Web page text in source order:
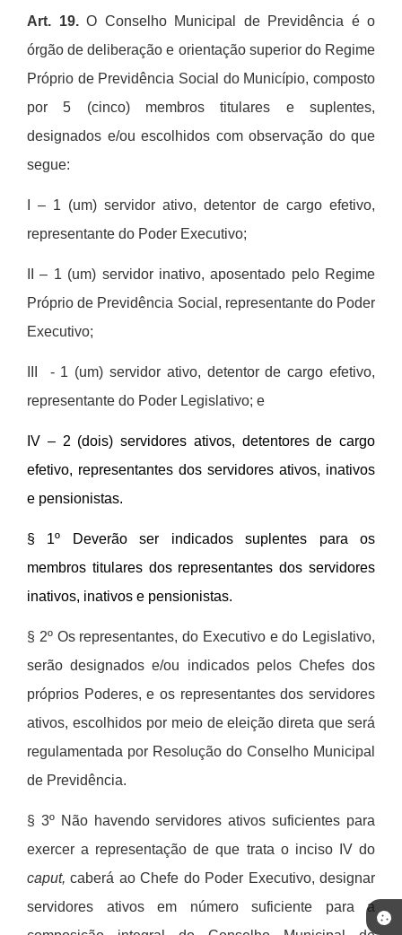
Art. 19.O Conselho Municipal de Previdência é o
órgão de deliberação e orientação superior do Regime
Próprio de Previdência Social do Município, composto
por 5 (cinco) membros titulares e suplentes,
designados e/ou escolhidos com observação do que
segue:
I – 1 (um) servidor ativo, detentor de cargo efetivo,
representante do Poder Executivo;
II – 1 (um) servidor inativo, aposentado pelo Regime
Próprio de Previdência Social, representante do Poder
Executivo;
- 1 (um) servidor ativo, detentor de cargo efetivo,
representante do Poder Legislativo; e
IV – 2 (dois) servidores ativos, detentores de cargo
efetivo, representantes dos servidores ativos, inativos
e pensionistas.
§ 1º Deverão ser indicados suplentes para os
membros titulares dos representantes dos servidores
inativos, inativos e pensionistas.
§ 2º Os representantes, do Executivo e do Legislativo,
serão designados e/ou indicados pelos Chefes dos
próprios Poderes, e os representantes dos servidores
ativos, escolhidos por meio de eleição direta que será
regulamentada por Resolução do Conselho Municipal
de Previdência.
§ 3º Não havendo servidores ativos suficientes para
exercer a representação de que trata o inciso IV do
caput, caberá ao Chefe do Poder Executivo, designar
servidores ativos em número suficiente para a